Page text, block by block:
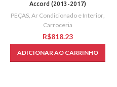
Accord (2013-2017)
PEÇAS, Ar Condicionado e Interior,
Carroceria
R$
ADICIONAR AO CARRINHO